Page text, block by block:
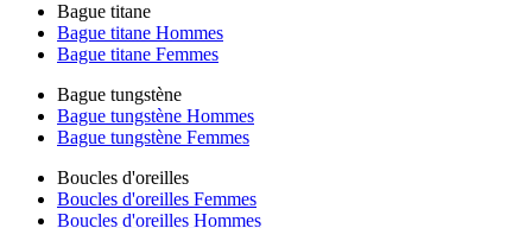
Bague titane
Bague titane Hommes
Bague titane Femmes
Bague tungstène
Bague tungstène Hommes
Bague tungstène Femmes
Boucles d'oreilles
Boucles d'oreilles Femmes
Boucles d'oreilles Hommes